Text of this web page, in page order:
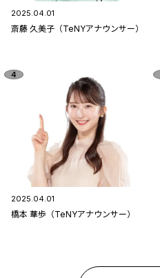
2025.04.01
斎藤 久美子（TeNYアナウンサー）
2025.04.01
橋本 華歩（TeNYアナウンサー）